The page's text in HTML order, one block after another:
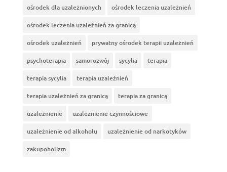
ośrodek dla uzależnionych ośrodek leczenia uzależnień
ośrodek leczenia uzależnień za granicą
ośrodek uzależnień prywatny ośrodek terapii uzależnień
psychoterapia samorozwój sycylia terapia
terapia sycylia terapia uzależnień
terapia uzależnień za granicą terapia za granicą
uzależnienie uzależnienie czynnościowe
uzależnienie od alkoholu uzależnienie od narkotyków
zakupoholizm